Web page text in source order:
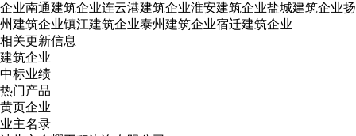
企业南通建筑企业连云港建筑企业淮安建筑企业盐城建筑企业扬
州建筑企业镇江建筑企业泰州建筑企业宿迁建筑企业
相关更新信息
建筑企业
中标业绩
热门产品
黄页企业
业主名录